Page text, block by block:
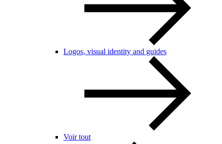
Logos, visual identity and guides
Voir tout